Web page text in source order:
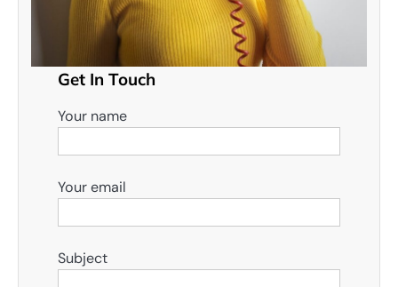
Get In Touch
Your name
Your email
Subject